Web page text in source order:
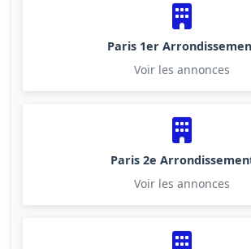
Paris 1er
Voir les annonces
Paris 2e
Voir les annonces